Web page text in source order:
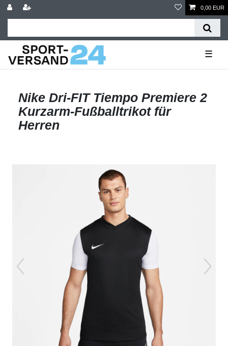
0,00 EUR
☰
Nike Dri-FIT Tiempo Premiere 2
Kurzarm-Fußballtrikot für
Herren